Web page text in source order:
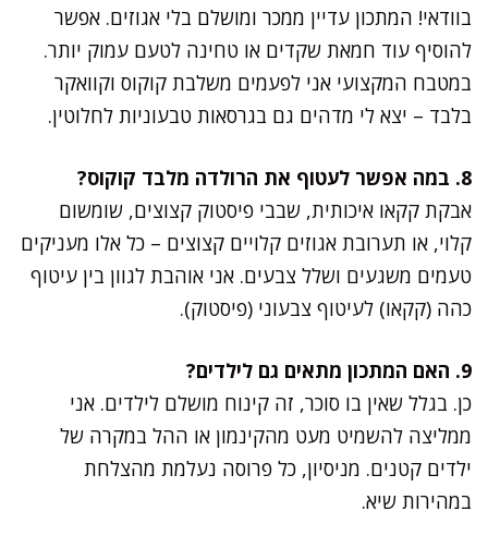
בוודאי! המתכון עדיין ממכר ומושלם בלי אגוזים. אפשר
להוסיף עוד חמאת שקדים או טחינה לטעם עמוק יותר.
במטבח המקצועי אני לפעמים משלבת קוקוס וקוואקר
בלבד – יצא לי מדהים גם בגרסאות טבעוניות לחלוטין.
8. במה אפשר לעטוף את הרולדה מלבד קוקוס?
אבקת קקאו איכותית, שבבי פיסטוק קצוצים, שומשום
קלוי, או תערובת אגוזים קלויים קצוצים – כל אלו מעניקים
טעמים משגעים ושלל צבעים. אני אוהבת לגוון בין עיטוף
כהה (קקאו) לעיטוף צבעוני (פיסטוק).
9. האם המתכון מתאים גם לילדים?
כן. בגלל שאין בו סוכר, זה קינוח מושלם לילדים. אני
ממליצה להשמיט מעט מהקינמון או ההל במקרה של
ילדים קטנים. מניסיון, כל פרוסה נעלמת מהצלחת
במהירות שיא.